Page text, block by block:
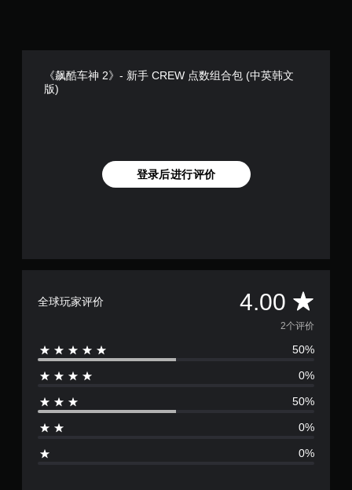
《飙酷车神 2》- 新手 CREW 点数组合包 (中英韩文
版)
登录后进行评价
全球玩家评价 4.00 平
均
评
价
颗
2个评价
50%
0%
50%
0%
0%